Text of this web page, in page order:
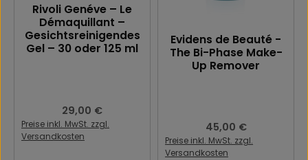
Rivoli Genéve – Le
Démaquillant –
Gesichtsreinigendes
Gel – 30 oder 125 ml
Regulärer Preis:
29,00 €
Preise inkl. MwSt. zzgl.
Versandkosten
Evidens de Beauté -
The Bi-Phase Make-
Up Remover
Regulärer Preis:
45,00 €
Preise inkl. MwSt. zzgl.
Versandkosten